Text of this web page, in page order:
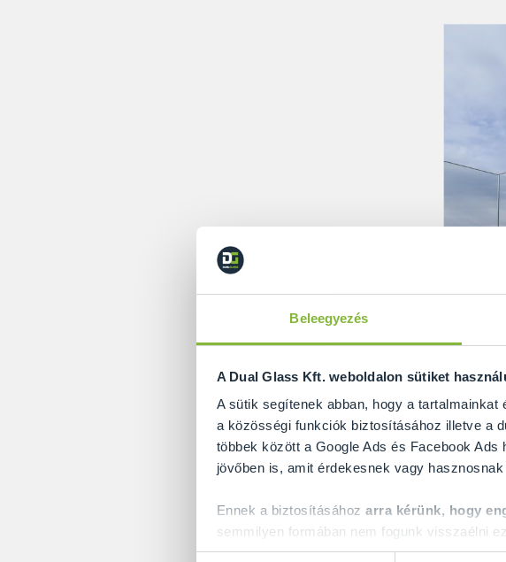
Beleegyezés
A Dual Glass Kft. weboldalon sütiket
A sütik segítenek abban, hogy a
a közösségi funkciók biztosításához illetve a
többek között a Google Ads és Facebook
jövőben is, amit érdekesnek vagy
Ennek a biztosításához arra kérünk, hogy
semmilyen formában nem fogunk visszaélni
Előre is köszönjük!
Van egy tágas tetőterasza vagy